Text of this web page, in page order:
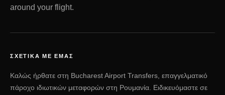
around your flight.
ΣΧΕΤΙΚΆ ΜΕ ΕΜΆΣ
Καλώς ήρθατε στη Bucharest Airport Transfers, επαγγελματικό
πάροχο ιδιωτικών μεταφορών στη Ρουμανία. Ειδικευόμαστε σε